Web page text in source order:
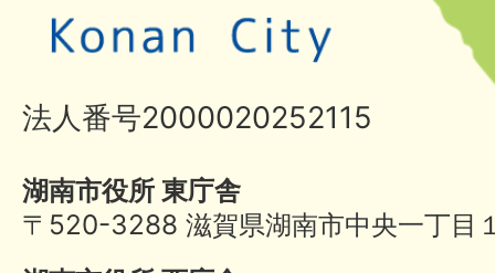
法人番号2000020252115
湖南市役所 東庁舎
〒520-3288 滋賀県湖南市中央一丁目